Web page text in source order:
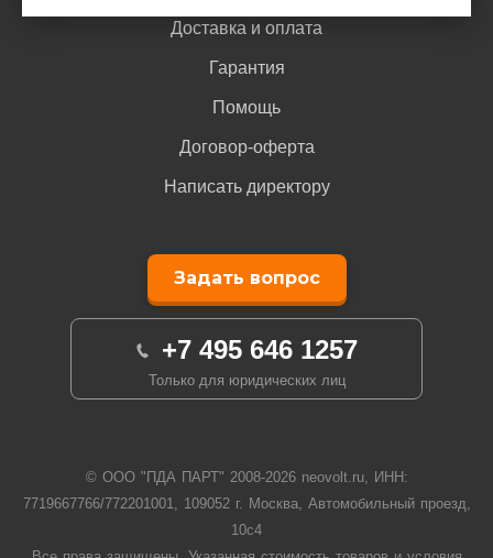
Доставка и оплата
Гарантия
Помощь
Договор-оферта
Написать директору
Задать вопрос
+7 495 646 1257
Только для юридических лиц
© ООО "ПДА ПАРТ" 2008-2026neovolt.ru, ИНН:
7719667766/772201001, 109052 г. Москва, Автомобильный проезд,
10с4